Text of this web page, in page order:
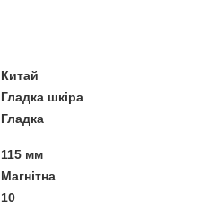
Китай
Гладка шкіра
Гладка
115 мм
Магнітна
10